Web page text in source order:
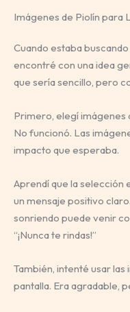
Imágenes de Piolín para
Cuando estaba
encontré con una idea
que sería sencillo, pero
Primero, elegí imágenes
No funcionó. Las
impacto que esperaba.
Aprendí que la selección
un mensaje positivo
sonriendo puede venir
“¡Nunca te rindas!”
También, intenté usar
pantalla. Era agradable,